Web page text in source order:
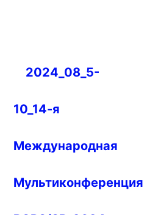
Навигация
записям
2024_08_5-
10_14-я
Международная
Мультиконференция